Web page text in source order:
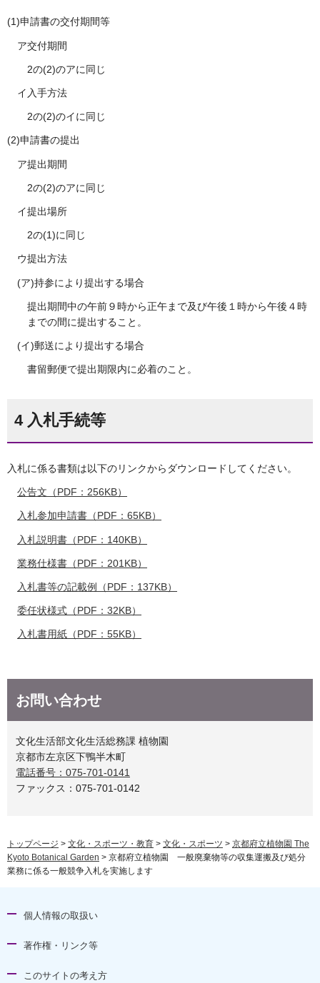
(1)申請書の交付期間等
ア交付期間
2の(2)のアに同じ
イ入手方法
2の(2)のイに同じ
(2)申請書の提出
ア提出期間
2の(2)のアに同じ
イ提出場所
2の(1)に同じ
ウ提出方法
(ア)持参により提出する場合
提出期間中の午前９時から正午まで及び午後１時から午後４時
までの間に提出すること。
(イ)郵送により提出する場合
書留郵便で提出期限内に必着のこと。
4 入札手続等
入札に係る書類は以下のリンクからダウンロードしてください。
公告文（PDF：256KB）
入札参加申請書（PDF：65KB）
入札説明書（PDF：140KB）
業務仕様書（PDF：201KB）
入札書等の記載例（PDF：137KB）
委任状様式（PDF：32KB）
入札書用紙（PDF：55KB）
お問い合わせ
文化生活部文化生活総務課 植物園
京都市左京区下鴨半木町
電話番号：075-701-0141
ファックス：075-701-0142
トップページ > 文化・スポーツ・教育 > 文化・スポーツ > 京都府立植物園 The
Kyoto Botanical Garden > 京都府立植物園 一般廃棄物等の収集運搬及び処分
業務に係る一般競争入札を実施します
個人情報の取扱い
著作権・リンク等
このサイトの考え方